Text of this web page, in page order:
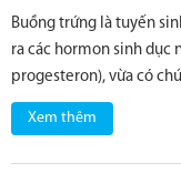
Buồng trứng là tuyến
ra các hormon sinh dục
progesteron), vừa có
Xem thêm